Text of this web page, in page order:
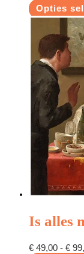
Opties
Is alles
€ 49,00 - €